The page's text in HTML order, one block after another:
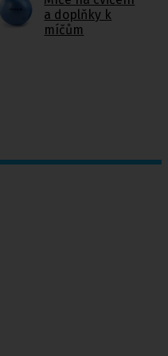
a doplňky k
míčům